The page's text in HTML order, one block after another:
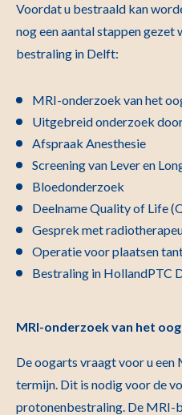
Voordat u bestraald kan
nog een aantal stappen
bestraling in Delft:
MRI-onderzoek van het
Uitgebreid onderzoek
Afspraak Anesthesie
Screening van Lever en
Bloedonderzoek
Deelname Quality of Life
Gesprek met
Operatie voor plaatsen
Bestraling in HollandPTC
MRI-onderzoek van het oog
De oogarts vraagt voor u
termijn. Dit is nodig voor de
protonenbestraling. De MRI-